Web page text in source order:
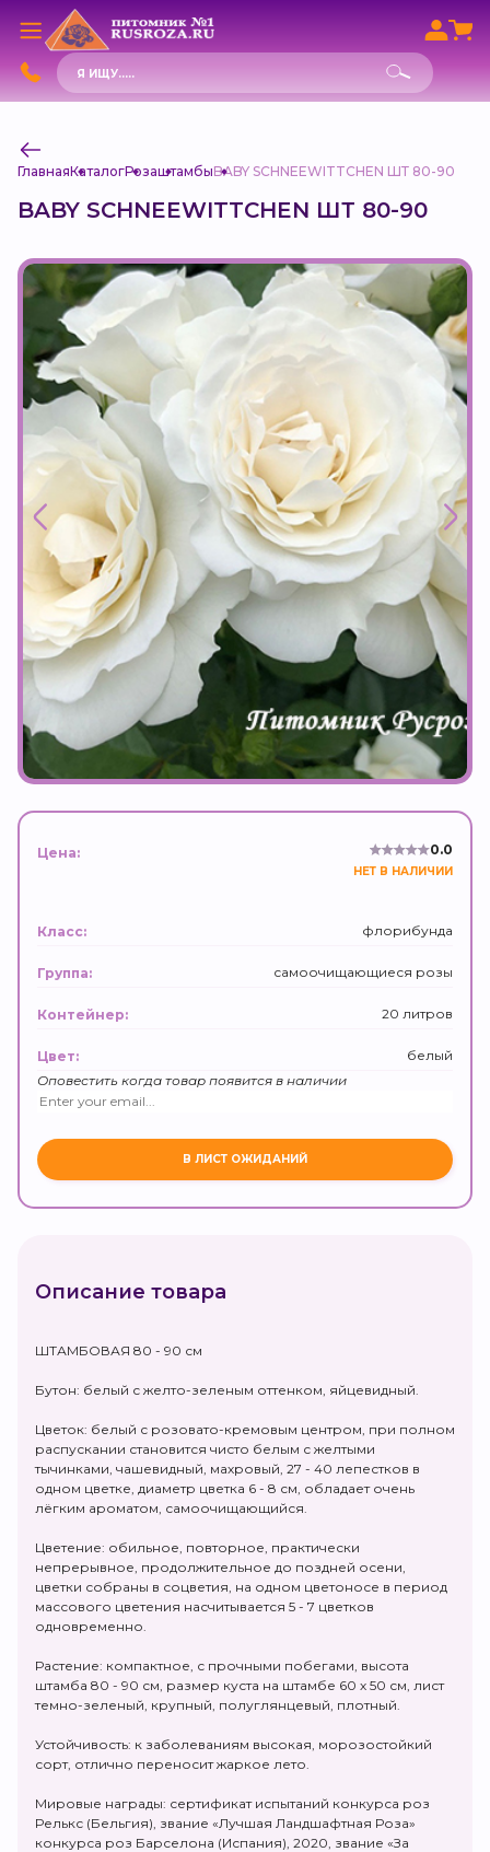
Поиск
товаров
ГлавнаяКаталогРозаштамбыBABY SCHNEEWITTCHEN ШТ 80-90
BABY SCHNEEWITTCHEN ШТ 80-90
Цена: 0.0
НЕТ В НАЛИЧИИ
Класс: флорибунда
Группа: самоочищающиеся розы
Контейнер: 20 литров
Цвет:
белый
Оповестить когда товар появится в наличии
Описание товара
ШТАМБОВАЯ 80 - 90 см
Бутон: белый с желто-зеленым оттенком, яйцевидный.
Цветок: белый с розовато-кремовым центром, при полном
распускании становится чисто белым с желтыми
тычинками, чашевидный, махровый, 27 - 40 лепестков в
одном цветке, диаметр цветка 6 - 8 см, обладает очень
лёгким ароматом, самоочищающийся.
Цветение: обильное, повторное, практически
непрерывное, продолжительное до поздней осени,
цветки собраны в соцветия, на одном цветоносе в период
массового цветения насчитывается 5 - 7 цветков
одновременно.
Растение: компактное, с прочными побегами, высота
штамба 80 - 90 см, размер куста на штамбе 60 х 50 см, лист
темно-зеленый, крупный, полуглянцевый, плотный.
Устойчивость: к заболеваниям высокая, морозостойкий
сорт, отлично переносит жаркое лето.
Мировые награды: сертификат испытаний конкурса роз
Релькс (Бельгия), звание «Лучшая Ландшафтная Роза»
конкурса роз Барселона (Испания), 2020, звание «За